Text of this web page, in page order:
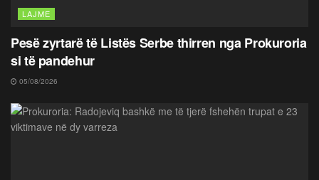
LAJME
Pesë zyrtarë të Listës Serbe thirren nga Prokuroria
si të pandehur
05/08/2026